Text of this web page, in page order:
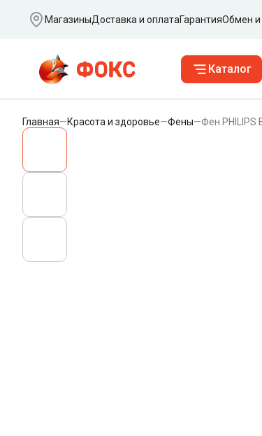
Ваш город
МагазиныДоставка и оплатаГарантияОбмен и
Каталог
Главная—Красота и здоровье—Фены—Фен PHILIPS